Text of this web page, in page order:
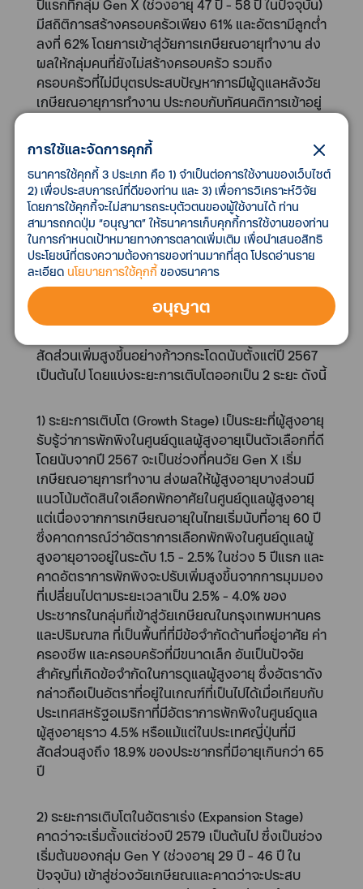
ปีแรกที่กลุ่ม Gen X (ช่วงอายุ 47 ปี - 58 ปี ในปัจจุบัน)
มีสถิติการสร้างครอบครัวเพียง 61% และอัตรามีลูกต่ำ
ลงที่ 62% โดยการเข้าสู่วัยการเกษียณอายุทำงาน ส่ง
ผลให้กลุ่มคนที่ยังไม่สร้างครอบครัว รวมถึง
ครอบครัวที่ไม่มีบุตรประสบปัญหาการมีผู้ดูแลหลังวัย
เกษียณอายุการทำงาน ประกอบกับทัศนคติการเข้าอยู่
Baby Boomers Generation เริ่มถูกลดทอนลงอย่างมี
นัย จากทัศนคติของกลุ่ม Gen X ที่เข้าใจถึงความ
จำเป็นในการพักอาศัยในศูนย์ดูแลผู้สูงอายุเพิ่มขึ้น
รวมถึงมาตรฐานการดูแลเริ่มมีการยกระดับอย่าง
ชัดเจนจากผู้ประกอบการรายใหญ่จำนวนมากที่เข้ามา
ประกอบธุรกิจจากกลุ่มอุตสาหกรรมใกล้เคียง เช่น
กลุ่มโรงพยาบาลเอกชน กลุ่มโรงแรม รวมถึงกลุ่มผู้
ประกอบการอสังหาริมทรัพย์ นอกจากนี้ ลูกหลาน
เวลาและสามารถไปเยี่ยมเยียนรับส่งได้สะดวก ส่งผล
สัดส่วนเพิ่มสูงขึ้นอย่างก้าวกระโดดนับตั้งแต่ปี 2567
เป็นต้นไป โดยแบ่งระยะการเติบโตออกเป็น 2 ระยะ ดังนี้
1) ระยะการเติบโต (Growth Stage) เป็นระยะที่ผู้สูงอายุ
รับรู้ว่าการพักพิงในศูนย์ดูแลผู้สูงอายุเป็นตัวเลือกที่ดี
โดยนับจากปี 2567 จะเป็นช่วงที่คนวัย Gen X เริ่ม
เกษียณอายุการทำงาน ส่งผลให้ผู้สูงอายุบางส่วนมี
แนวโน้มตัดสินใจเลือกพักอาศัยในศูนย์ดูแลผู้สูงอายุ
แต่เนื่องจากการเกษียณอายุในไทยเริ่มนับที่อายุ 60 ปี
ซึ่งคาดการณ์ว่าอัตราการเลือกพักพิงในศูนย์ดูแลผู้
สูงอายุอาจอยู่ในระดับ 1.5 - 2.5% ในช่วง 5 ปีแรก และ
คาดอัตราการพักพิงจะปรับเพิ่มสูงขึ้นจากการมุมมอง
ที่เปลี่ยนไปตามระยะเวลาเป็น 2.5% - 4.0% ของ
ประชากรในกลุ่มที่เข้าสู่วัยเกษียณในกรุงเทพมหานคร
และปริมณฑล ที่เป็นพื้นที่ที่มีข้อจำกัดด้านที่อยู่อาศัย ค่า
ครองชีพ และครอบครัวที่มีขนาดเล็ก อันเป็นปัจจัย
สำคัญที่เกิดข้อจำกัดในการดูแลผู้สูงอายุ ซึ่งอัตราดัง
กล่าวถือเป็นอัตราที่อยู่ในเกณฑ์ที่เป็นไปได้เมื่อเทียบกับ
ประเทศสหรัฐอเมริกาที่มีอัตราการพักพิงในศูนย์ดูแล
ผู้สูงอายุราว 4.5% หรือแม้แต่ในประเทศญี่ปุ่นที่มี
สัดส่วนสูงถึง 18.9% ของประชากรที่มีอายุเกินกว่า 65
ปี
2) ระยะการเติบโตในอัตราเร่ง (Expansion Stage)
คาดว่าจะเริ่มตั้งแต่ช่วงปี 2579 เป็นต้นไป ซึ่งเป็นช่วง
เริ่มต้นของกลุ่ม Gen Y (ช่วงอายุ 29 ปี - 46 ปี ใน
ปัจจุบัน) เข้าสู่ช่วงวัยเกษียณและคาดว่าจะประสบ
การใช้และจัดการคุกกี้
ธนาคารใช้คุกกี้ 3 ประเภท คือ 1) จำเป็นต่อการใช้งานของเว็บไซต์
2) เพื่อประสบการณ์ที่ดีของท่าน และ 3) เพื่อการวิเคราะห์วิจัย
โดยการใช้คุกกี้จะไม่สามารถระบุตัวตนของผู้ใช้งานได้ ท่าน
สามารถกดปุ่ม “อนุญาต” ให้ธนาคารเก็บคุกกี้การใช้งานของท่าน
ในการกำหนดเป้าหมายทางการตลาดเพิ่มเติม เพื่อนำเสนอสิทธิ
ประโยชน์ที่ตรงความต้องการของท่านมากที่สุด โปรดอ่านราย
ละเอียด นโยบายการใช้คุกกี้ ของธนาคาร
อนุญาต